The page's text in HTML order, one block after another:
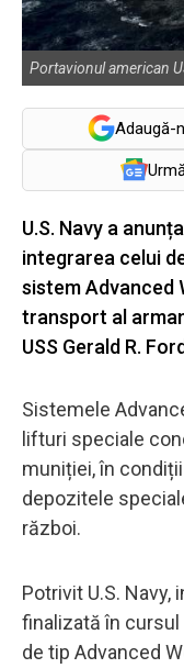
Portavionul american
Adaugă-
U.S. Navy a
integrarea celui
sistem Advanced
transport al
USS Gerald R.
Sistemele
lifturi speciale
muniției, în
depozitele
război.
Potrivit U.S.
finalizată în
de tip Advanced